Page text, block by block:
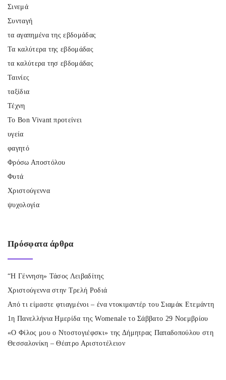
Σινεμά
Συνταγή
τα αγαπημένα της εβδομάδας
Τα καλύτερα της εβδομάδας
τα καλύτερα τησ εβδομάδας
Ταινίες
ταξίδια
Τέχνη
Το Bon Vivant προτείνει
υγεία
φαγητό
Φρόσω Αποστόλου
Φυτά
Χριστούγεννα
ψυχολογία
Πρόσφατα άρθρα
“Η Γέννηση» Τάσος Λειβαδίτης
Χριστούγεννα στην Τρελή Ροδιά
Από τι είμαστε φτιαγμένοι – ένα ντοκιμαντέρ του Σιαμάκ Ετεμάντη
1η Πανελλήνια Ημερίδα της Womenale το Σάββατο 29 Νοεμβρίου
«Ο Φίλος μου ο Ντοστογιέφσκι» της Δήμητρας Παπαδοπούλου στη
Θεσσαλονίκη – Θέατρο Αριστοτέλειον